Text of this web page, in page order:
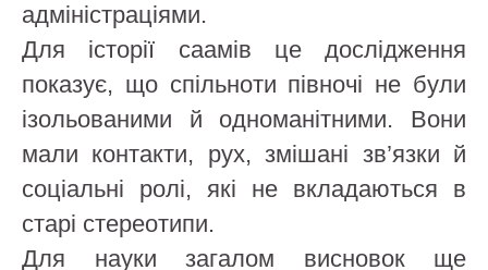
адміністраціями.
Для історії саамів це дослідження
показує, що спільноти півночі не були
ізольованими й одноманітними. Вони
мали контакти, рух, змішані зв’язки й
соціальні ролі, які не вкладаються в
старі стереотипи.
Для науки загалом висновок ще